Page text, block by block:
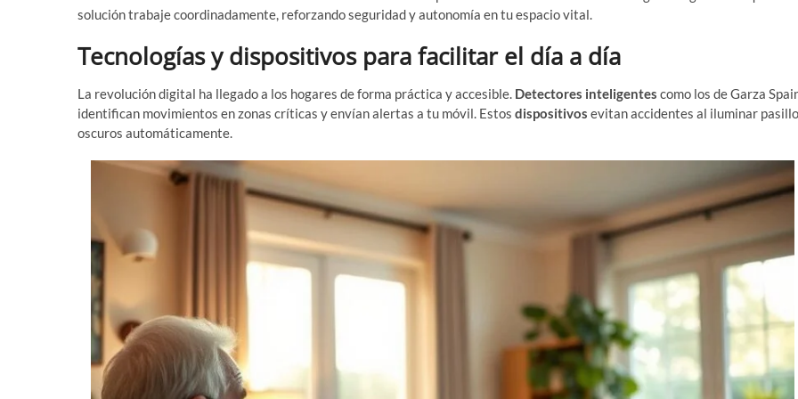
solución trabaje coordinadamente, reforzando seguridad y autonomía en tu espacio vital.
Tecnologías y dispositivos para facilitar el día a día
La revolución digital ha llegado a los hogares de forma práctica y accesible. Detectores inteligentes como los de Garza
identifican movimientos en zonas críticas y envían alertas a tu móvil. Estos dispositivos evitan accidentes al iluminar
oscuros automáticamente.